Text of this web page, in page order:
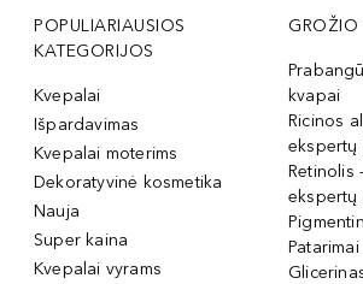
POPULIARIAUSIOS
KATEGORIJOS
Kvepalai
Išpardavimas
Kvepalai moterims
Dekoratyvinė kosmetika
Nauja
Super kaina
Kvepalai vyrams
GROŽIO
kvapai
Ricinos
ekspertų
Retinolis
ekspertų